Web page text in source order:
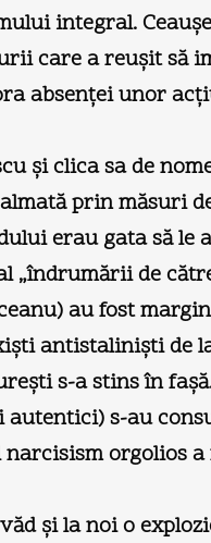
integral.
care a reuşit să
absenţei unor
şi clica sa de
prin măsuri
erau gata să le
de
au fost
antistalinişti de
s-a stins în
s-au
orgolios
şi la noi o